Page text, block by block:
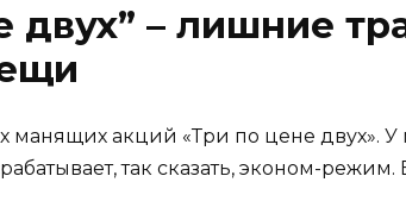
двух” – лишние
манящих акций «Три по цене двух». У
так сказать, эконом-